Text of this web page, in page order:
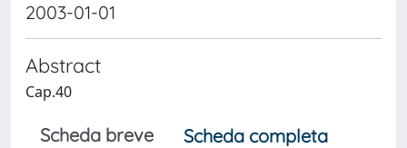
2003-01-01
Abstract
Cap.40
Scheda breve
Scheda completa